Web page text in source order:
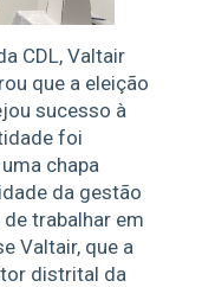
CDL, Valtair
que a eleição
sucesso à
foi
chapa
da gestão
trabalhar em
Valtair, que a
distrital da